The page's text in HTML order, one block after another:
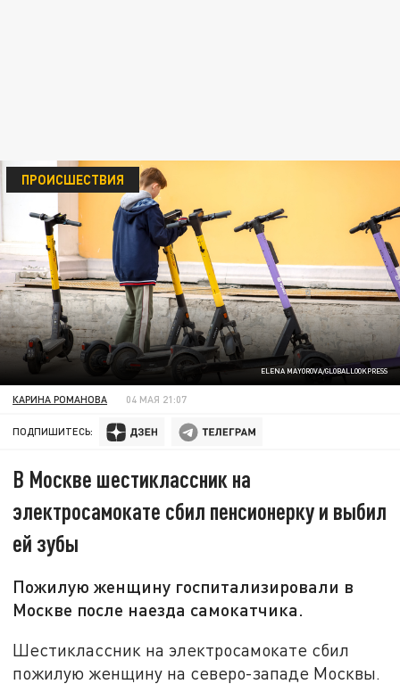
ELENA MAYOROVA/GLOBALLOOKPRESS
ПРОИСШЕСТВИЯ
КАРИНА РОМАНОВА 04 МАЯ 21:07
ПОДПИШИТЕСЬ:
В Москве шестиклассник на
электросамокате сбил пенсионерку и выбил
ей зубы
Пожилую женщину госпитализировали в
Москве после наезда самокатчика.
Шестиклассник на электросамокате сбил
пожилую женщину на северо-западе Москвы.